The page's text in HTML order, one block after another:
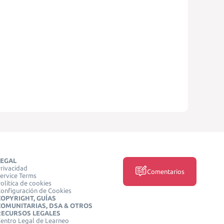
Terms
de cookies
de Cookies
GUÍAS
DSA & OTROS
LEGALES
Legal de Learneo
Comentarios